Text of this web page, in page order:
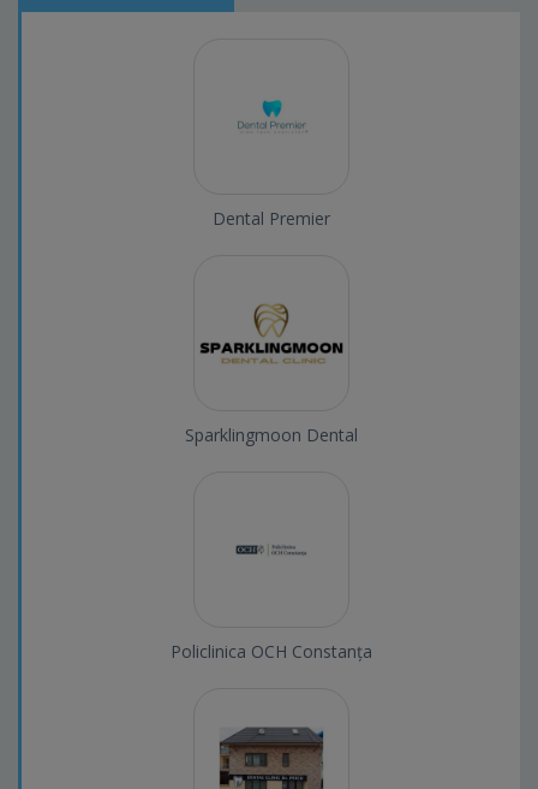
Dental Premier
Sparklingmoon Dental
Policlinica OCH Constanța